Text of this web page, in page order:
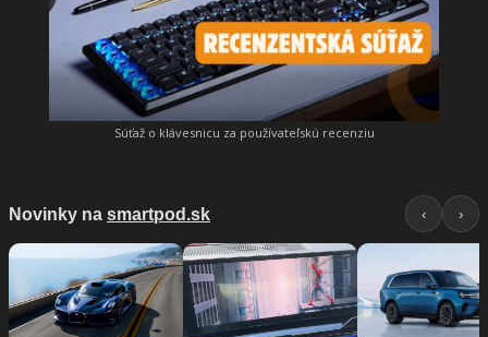
Súťaž o klávesnicu za používateľskú recenziu